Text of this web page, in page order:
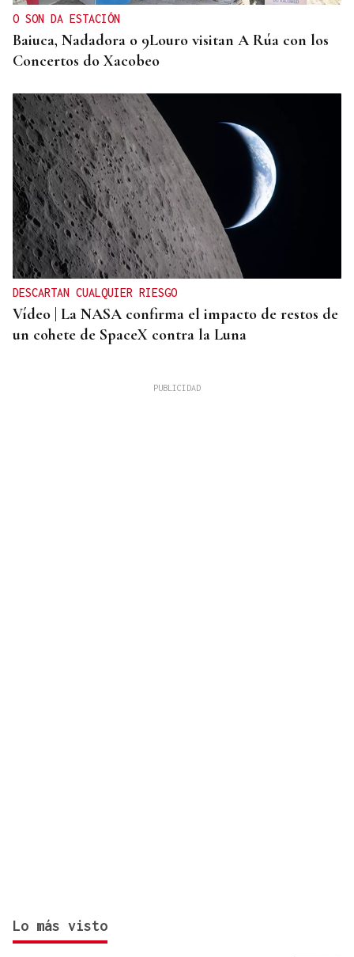
O SON DA ESTACIÓN
Baiuca, Nadadora o 9Louro visitan A Rúa con los
Concertos do Xacobeo
DESCARTAN CUALQUIER RIESGO
Vídeo | La NASA confirma el impacto de restos de
un cohete de SpaceX contra la Luna
Lo más visto